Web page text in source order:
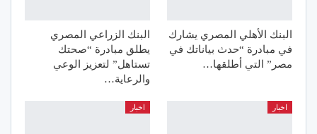
البنك الأهلي المصري يشارك
في مبادرة “حدث بياناتك في
مصر” التي أطلقها…
البنك الزراعي المصري
يطلق مبادرة “صحتك
تستاهل” لتعزيز الوعي
والرعاية…
اخبار اخبار